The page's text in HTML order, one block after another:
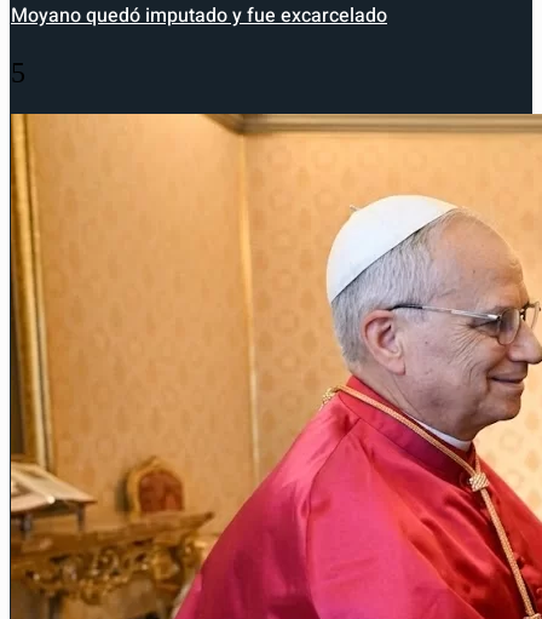
Moyano quedó imputado y fue excarcelado
5